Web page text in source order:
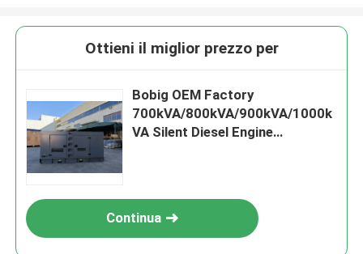
Ottieni il miglior prezzo per
Bobig OEM Factory
700kVA/800kVA/900kVA/1000k
VA Silent Diesel Engine
Continua